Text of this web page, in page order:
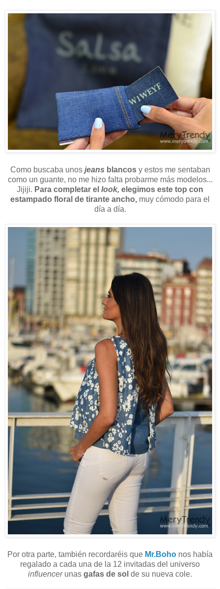
Como buscaba unos jeans blancosy estos me sentaban
como un guante, no me hizo falta probarme más modelos...
Jijiji. Para completar el look, elegimos este top con
estampado floral de tirante ancho, muy cómodo para el
día a día.
Por otra parte, también recordaréis que Mr.Boho nos había
regalado a cada una de la 12 invitadas del universo
influencer unas gafas de sol de su nueva cole.